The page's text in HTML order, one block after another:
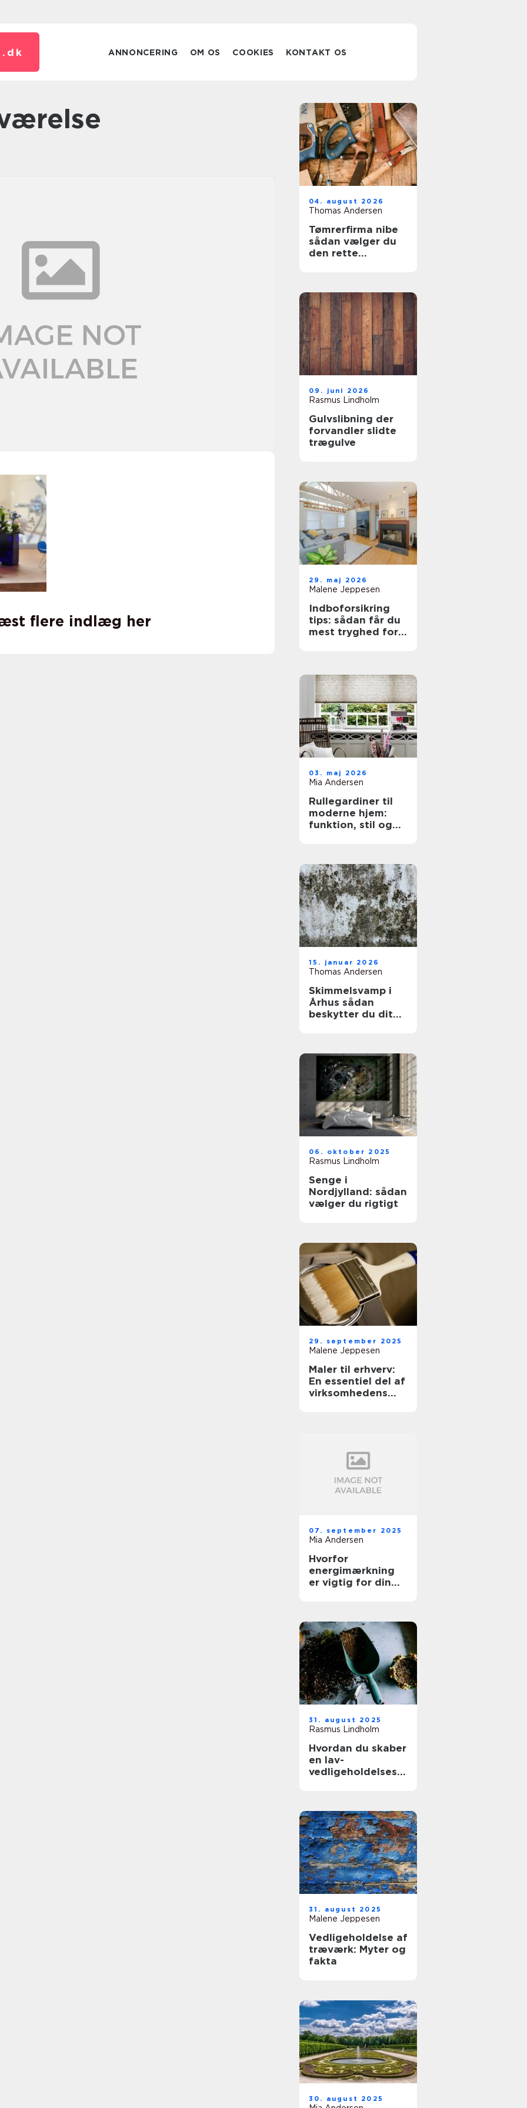
dk ANNONCERING OM OS COOKIES KONTAKT OS
flere indlæg her
04. august 2026
Thomas Andersen
Tømrerfirma nibe
sådan vælger du
den rette
09. juni 2026
Rasmus Lindholm
Gulvslibning der
forvandler slidte
trægulve
29. maj 2026
Malene Jeppesen
Indboforsikring
tips: sådan får du
mest tryghed for
03. maj 2026
Mia Andersen
Rullegardiner til
moderne hjem:
funktion, stil og
15. januar 2026
Thomas Andersen
Skimmelsvamp i
Århus sådan
beskytter du dit
06. oktober 2025
Rasmus Lindholm
Senge i
Nordjylland: sådan
vælger du rigtigt
29. september 2025
Malene Jeppesen
Maler til erhverv:
En essentiel del af
virksomhedens
07. september 2025
Mia Andersen
Hvorfor
energimærkning
er vigtig for din
31. august 2025
Rasmus Lindholm
Hvordan du skaber
en lav-
vedligeholdelses
31. august 2025
Malene Jeppesen
Vedligeholdelse af
træværk: Myter og
fakta
30. august 2025